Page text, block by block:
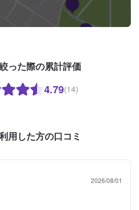
った際の累計評価
4.79(14)
用した方の口コミ
2026/08/01